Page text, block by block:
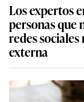
Los expertos
personas que
redes
externa